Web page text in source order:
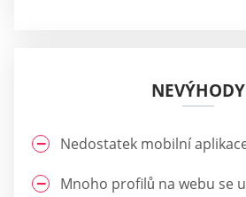
NEVÝHODY
Nedostatek mobilní
Mnoho profilů na webu se